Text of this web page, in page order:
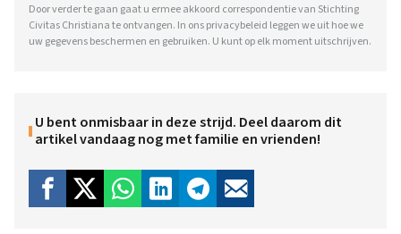
Door verder te gaan gaat u ermee akkoord correspondentie van Stichting
Civitas Christiana te ontvangen. In onsprivacybeleid leggen we uit hoe we
uw gegevens beschermen en gebruiken. U kunt op elk moment uitschrijven.
U bent onmisbaar in deze strijd. Deel daarom dit
artikel vandaag nog met familie en vrienden!